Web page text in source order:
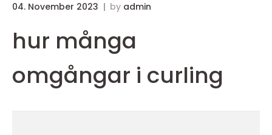
04. November 2023 by admin
hur många
omgångar i curling